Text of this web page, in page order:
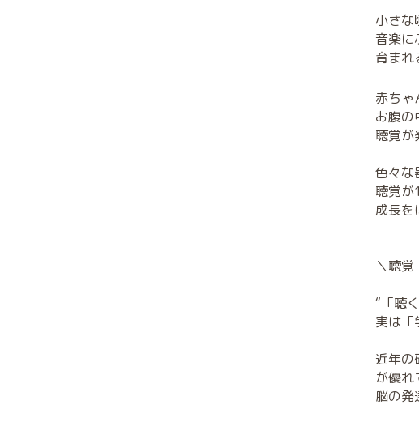
小さな
音楽に
育まれ
赤ちゃ
お腹の
聴覚が
色々な
聴覚が
成長を
＼聴覚
“「聴
実は「
近年の
が優
脳の発